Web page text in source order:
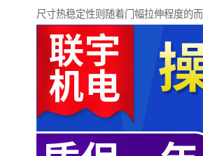
尺寸热稳定性则随着门幅拉伸程度的而